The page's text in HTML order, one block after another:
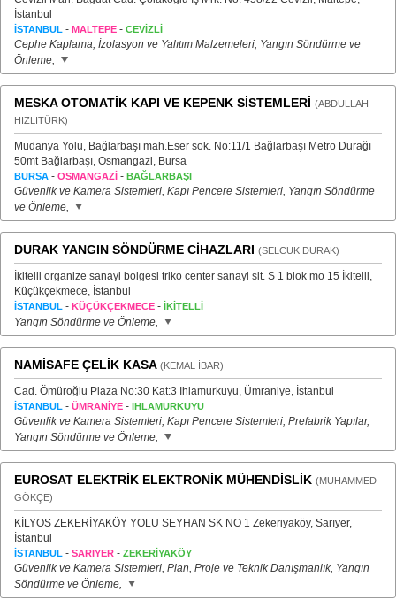
İstanbul
İSTANBUL - MALTEPE - CEVİZLİ
Cephe Kaplama, İzolasyon ve Yalıtım Malzemeleri, Yangın Söndürme ve
Önleme,
MESKA OTOMATİK KAPI VE KEPENK SİSTEMLERİ (ABDULLAH
HIZLITÜRK)
Mudanya Yolu, Bağlarbaşı mah.Eser sok. No:11/1 Bağlarbaşı Metro Durağı
50mt Bağlarbaşı, Osmangazi, Bursa
BURSA - OSMANGAZİ - BAĞLARBAŞI
Güvenlik ve Kamera Sistemleri, Kapı Pencere Sistemleri, Yangın Söndürme
ve Önleme,
DURAK YANGIN SÖNDÜRME CİHAZLARI (SELCUK DURAK)
İkitelli organize sanayi bolgesi triko center sanayi sit. S 1 blok mo 15 İkitelli,
Küçükçekmece, İstanbul
İSTANBUL - KÜÇÜKÇEKMECE - İKİTELLİ
Yangın Söndürme ve Önleme,
NAMİSAFE ÇELİK KASA (KEMAL İBAR)
Cad. Ömüroğlu Plaza No:30 Kat:3 Ihlamurkuyu, Ümraniye, İstanbul
İSTANBUL - ÜMRANİYE - IHLAMURKUYU
Güvenlik ve Kamera Sistemleri, Kapı Pencere Sistemleri, Prefabrik Yapılar,
Yangın Söndürme ve Önleme,
EUROSAT ELEKTRİK ELEKTRONİK MÜHENDİSLİK (MUHAMMED
GÖKÇE)
KİLYOS ZEKERİYAKÖY YOLU SEYHAN SK NO 1 Zekeriyaköy, Sarıyer,
İstanbul
İSTANBUL - SARIYER - ZEKERİYAKÖY
Güvenlik ve Kamera Sistemleri, Plan, Proje ve Teknik Danışmanlık, Yangın
Söndürme ve Önleme,